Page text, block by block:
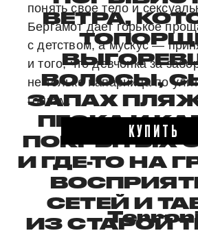
ВЕТРА,
ВОЛОСЫ,
ЗАПАХ
ПЕСКА И
ПОКРЫТЫХ
И ГДЕ-ТО НА
СЕТЕЙ И
ИЗ СТАРОЙ
понять свое тело и
Бергамот дает горькое
с детством, а мускус —
и того, что девчонка за
не только напарница по
гонкам.
КУПИТЬ